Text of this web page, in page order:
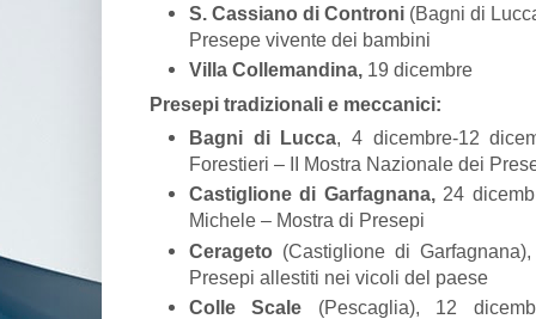
S. Cassiano di Controni (Bagni di
Presepe vivente dei bambini
Villa Collemandina, 19 dicembre
Presepi tradizionali e meccanici:
Bagni di Lucca, 4 dicembre-12
Forestieri – II Mostra Nazionale dei
Castiglione di Garfagnana, 24
Michele – Mostra di Presepi
Cerageto (Castiglione di
Presepi allestiti nei vicoli del paese
Colle Scale (Pescaglia), 12